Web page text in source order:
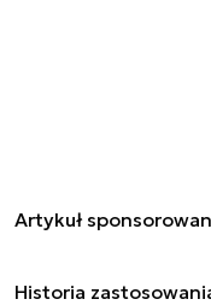
Artykuł
Historia